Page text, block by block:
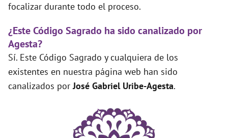
focalizar durante todo el proceso.
¿Este Código Sagrado ha sido canalizado por
Agesta?
Sí. Este Código Sagrado y cualquiera de los
existentes en nuestra página web han sido
canalizados porJosé Gabriel Uribe-Agesta.